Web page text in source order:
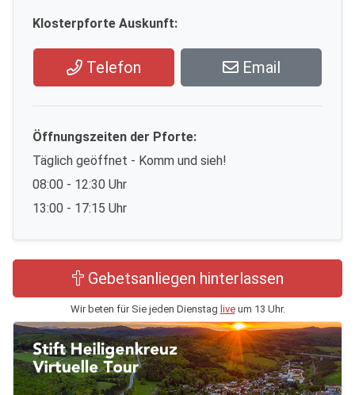
Klosterpforte Auskunft:
Telefon Email
Öffnungszeiten der Pforte:
Täglich geöffnet - Komm und sieh!
08:00 - 12:30 Uhr
13:00 - 17:15 Uhr
Gebetsanliegen hinterlassen
Wir beten für Sie jeden Dienstag liveum 13 Uhr.